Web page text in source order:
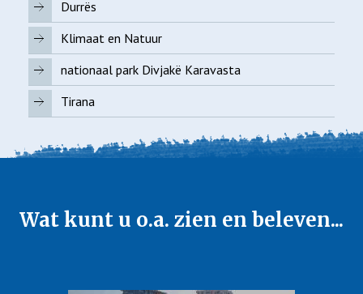
Durrës
Klimaat en Natuur
nationaal park Divjakë Karavasta
Tirana
Wat kunt u o.a. zien en beleven...